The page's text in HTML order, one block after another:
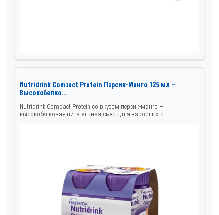
Nutridrink Compact Protein Персик-Манго 125 мл —
Высокобелко...
Nutridrink Compact Protein со вкусом персик-манго —
высокобелковая питательная смесь для взрослых с ...